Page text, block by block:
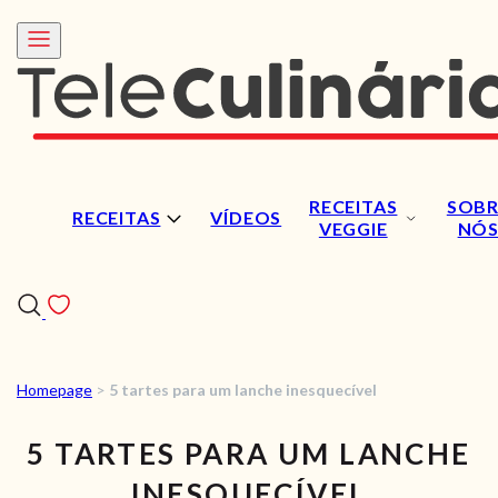
RECEITAS VÍDEOS
RECEITAS
VEGGIE
NÓS
RECEITAS
VÍDEOS
Homepage > 5 tartes para um lanche inesquecível
5 TARTES PARA UM LANCHE